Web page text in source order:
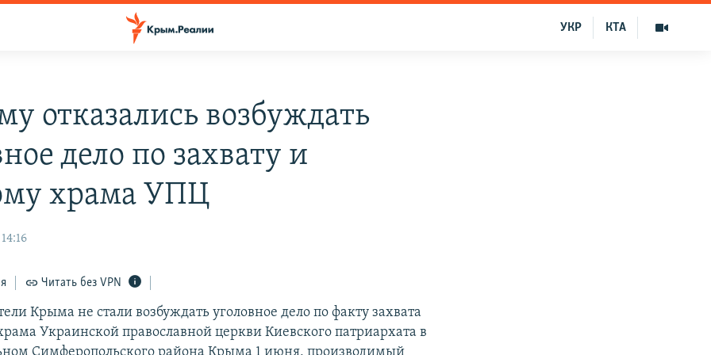
КТА
УКР
отказались возбуждать
дело по захвату и
храма УПЦ
Читать без VPN
Крыма не стали возбуждать уголовное дело по факту захвата
Украинской православной церкви Киевского патриархата в